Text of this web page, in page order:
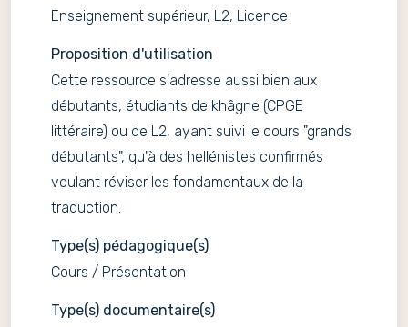
Enseignement supérieur, L2, Licence
Proposition d'utilisation
Cette ressource s'adresse aussi bien aux
débutants, étudiants de khâgne (CPGE
littéraire) ou de L2, ayant suivi le cours "grands
débutants", qu'à des hellénistes confirmés
voulant réviser les fondamentaux de la
traduction.
Type(s) pédagogique(s)
Cours / Présentation
Type(s) documentaire(s)